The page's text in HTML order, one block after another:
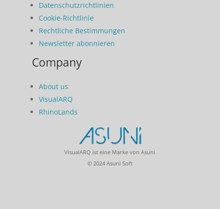
Datenschutzrichtlinien
Cookie-Richtlinie
Rechtliche Bestimmungen
Newsletter abonnieren
Company
About us
VisualARQ
RhinoLands
VisualARQ ist eine Marke von Asuni
© 2024 Asuni Soft